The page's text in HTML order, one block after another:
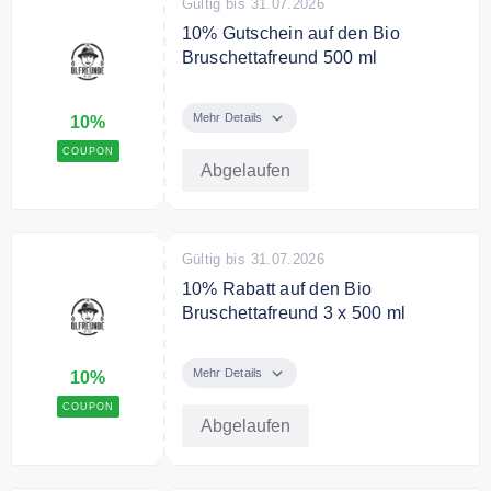
10%
COUPON
Gültig bis 31.07.2026
10% Gutschein auf den Bio
Bruschettafreund 500 ml
den Bio Bruschettafreund 500 ml.
Mehr Details
Abgelaufen
10%
COUPON
Gültig bis 31.07.2026
10% Rabatt auf den Bio
Bruschettafreund 3 x 500 ml
Bio Bruschettafreund 3 x 500 ml.
Mehr Details
Abgelaufen